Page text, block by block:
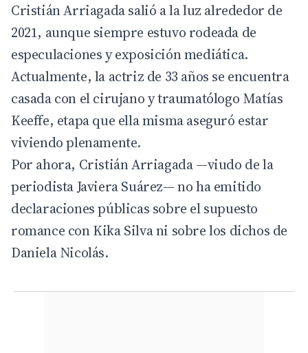
Cristián Arriagada salió a la luz alrededor de
2021, aunque siempre estuvo rodeada de
especulaciones y exposición mediática.
Actualmente, la actriz de 33 años se encuentra
casada con el cirujano y traumatólogo Matías
Keeffe, etapa que ella misma aseguró estar
viviendo plenamente.
Por ahora, Cristián Arriagada —viudo de la
periodista Javiera Suárez— no ha emitido
declaraciones públicas sobre el supuesto
romance con Kika Silva ni sobre los dichos de
Daniela Nicolás.